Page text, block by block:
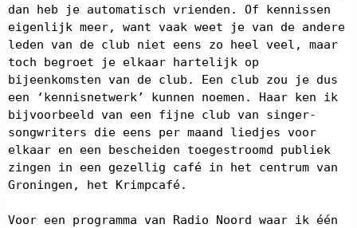
dan heb je automatisch vrienden. Of kennissen
eigenlijk meer, want vaak weet je van de andere
leden van de club niet eens zo heel veel, maar
toch begroet je elkaar hartelijk op
bijeenkomsten van de club. Een club zou je dus
een ‘kennisnetwerk’ kunnen noemen. Haar ken ik
bijvoorbeeld van een fijne club van singer-
songwriters die eens per maand liedjes voor
elkaar en een bescheiden toegestroomd publiek
zingen in een gezellig café in het centrum van
Groningen, het Krimpcafé.
Voor een programma van Radio Noord waar ik één